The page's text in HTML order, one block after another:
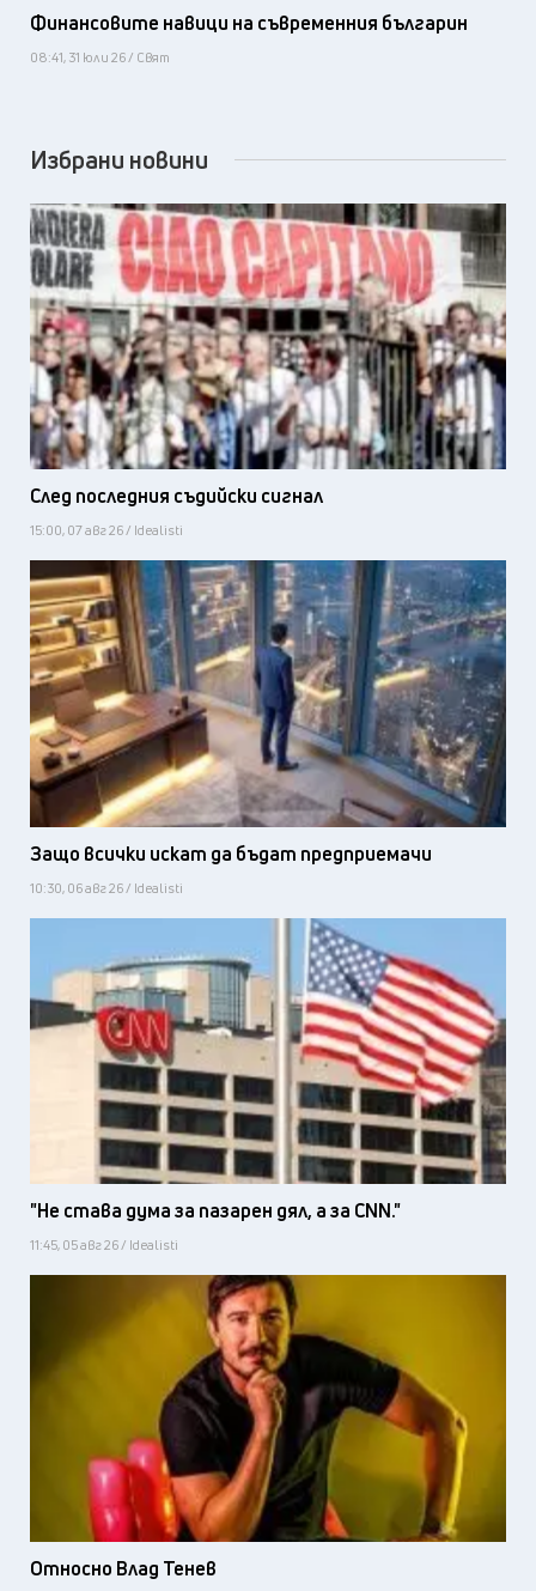
Финансовите навици на съвременния българин
08:41, 31 юли 26 / Свят
Избрани новини
След последния съдийски сигнал
15:00, 07 авг 26 / Idealisti
Защо всички искат да бъдат предприемачи
10:30, 06 авг 26 / Idealisti
"Не става дума за пазарен дял, а за CNN."
11:45, 05 авг 26 / Idealisti
Относно Влад Тенев